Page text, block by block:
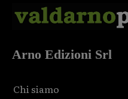
Arno Edizioni Srl
Chi siamo